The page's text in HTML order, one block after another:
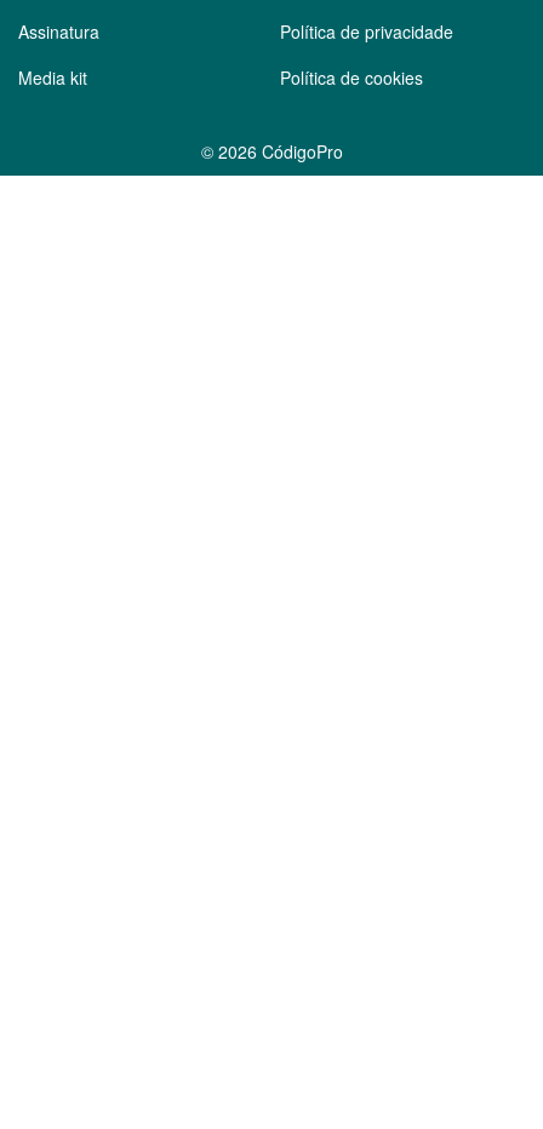
Assinatura
Media kit
Política de privacidade
Política de cookies
© 2026 CódigoPro